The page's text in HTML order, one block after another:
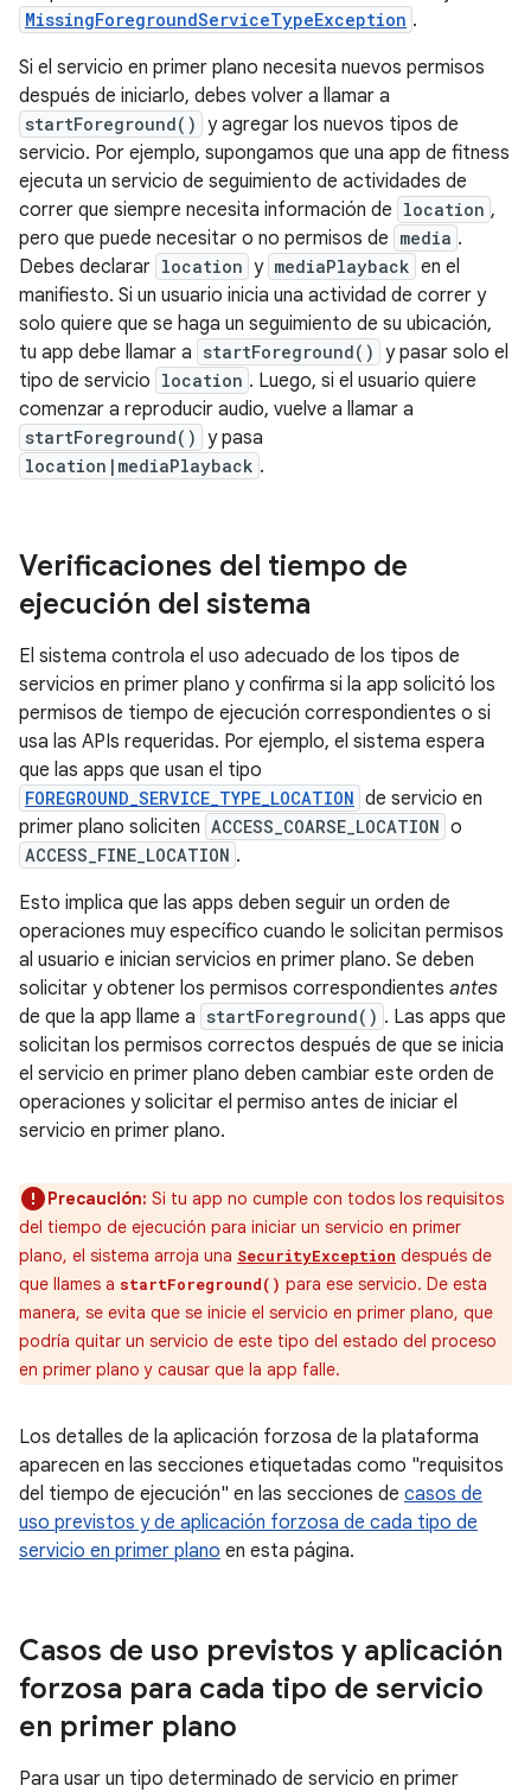
MissingForegroundServiceTypeException .
Si el servicio en primer plano necesita nuevos permisos
después de iniciarlo, debes volver a llamar a
startForeground() y agregar los nuevos tipos de
servicio. Por ejemplo, supongamos que una app de fitness
ejecuta un servicio de seguimiento de actividades de
correr que siempre necesita información de location ,
pero que puede necesitar o no permisos de media .
Debes declarar location y mediaPlayback en el
manifiesto. Si un usuario inicia una actividad de correr y
solo quiere que se haga un seguimiento de su ubicación,
tu app debe llamar a startForeground() y pasar solo el
tipo de servicio location . Luego, si el usuario quiere
comenzar a reproducir audio, vuelve a llamar a
startForeground() y pasa
location|mediaPlayback .
Verificaciones del tiempo de
ejecución del sistema
El sistema controla el uso adecuado de los tipos de
servicios en primer plano y confirma si la app solicitó los
permisos de tiempo de ejecución correspondientes o si
usa las APIs requeridas. Por ejemplo, el sistema espera
que las apps que usan el tipo
FOREGROUND_SERVICE_TYPE_LOCATION de servicio en
primer plano soliciten ACCESS_COARSE_LOCATION o
ACCESS_FINE_LOCATION .
Esto implica que las apps deben seguir un orden de
operaciones muy específico cuando le solicitan permisos
al usuario e inician servicios en primer plano. Se deben
solicitar y obtener los permisos correspondientes antes
de que la app llame a startForeground() . Las apps que
solicitan los permisos correctos después de que se inicia
el servicio en primer plano deben cambiar este orden de
operaciones y solicitar el permiso antes de iniciar el
servicio en primer plano.
Precaución: Si tu app no cumple con todos los requisitos
del tiempo de ejecución para iniciar un servicio en primer
plano, el sistema arroja una SecurityException después de
que llames a startForeground() para ese servicio. De esta
manera, se evita que se inicie el servicio en primer plano, que
podría quitar un servicio de este tipo del estado del proceso
en primer plano y causar que la app falle.
Los detalles de la aplicación forzosa de la plataforma
aparecen en las secciones etiquetadas como "requisitos
del tiempo de ejecución" en las secciones de casos de
uso previstos y de aplicación forzosa de cada tipo de
servicio en primer plano en esta página.
Casos de uso previstos y aplicación
forzosa para cada tipo de servicio
en primer plano
Para usar un tipo determinado de servicio en primer